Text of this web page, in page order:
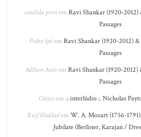
candida piresem Ravi Shankar (1920-2012)
Passages
Pedro Ipêem Ravi Shankar (1920-2012)
Passages
Adilson Assisem Ravi Shankar (1920-2012)
Passages
Cássioem .: interlúdio :. Nicholas
Raif Haddadem W. A. Mozart (1756-
Jubilate (Berliner, Karajan /